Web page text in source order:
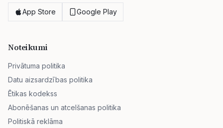
App Store Google Play
Noteikumi
Privātuma politika
Datu aizsardzības politika
Ētikas kodekss
Abonēšanas un atcelšanas politika
Politiskā reklāma